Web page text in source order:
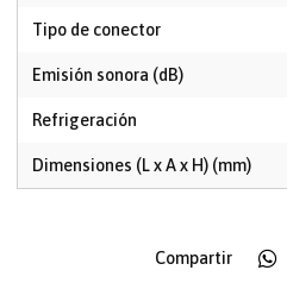
Tipo de conector
Emisión sonora (dB)
Refrigeración
Dimensiones (L x A x H) (mm)
Compartir